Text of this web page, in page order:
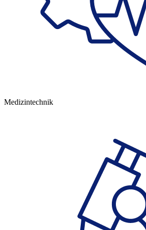
Medizin­technik